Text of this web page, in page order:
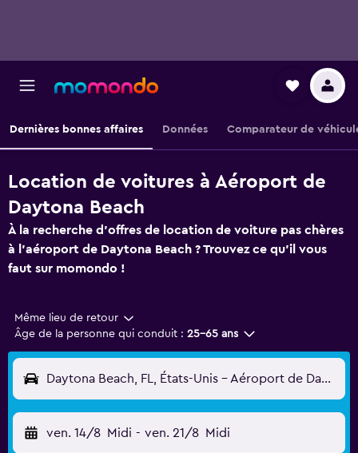
Dernières bonnes affaires Données Comparateur de
Location de voitures à Aéroport de
Daytona Beach
À la recherche d'offres de location de voiture pas chères
à l'aéroport de Daytona Beach ? Trouvez ce qu'il vous
faut sur momondo !
Même lieu de retour
Âge de la personne qui conduit : 25-65 ans
Daytona Beach, FL, États-Unis - Aéroport de Daytona Beach (DAB)
ven. 14/8 Midi - ven. 21/8 Midi